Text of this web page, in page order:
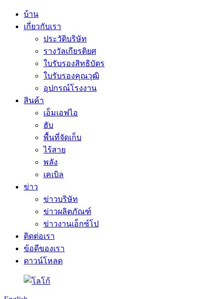
บ้าน
เกี่ยวกับเรา
ประวัติบริษัท
รางวัลเกียรติยศ
ใบรับรองสิทธิบัตร
ใบรับรองคุณวุฒิ
อุปกรณ์โรงงาน
สินค้า
เอ็มเอฟไอ
ฮับ
พื้นที่จัดเก็บ
ไร้สาย
พลัง
เคเบิล
ข่าว
ข่าวบริษัท
ข่าวผลิตภัณฑ์
ข่าวงานเอ็กซ์โป
ติดต่อเรา
ข้อดีของเรา
ดาวน์โหลด